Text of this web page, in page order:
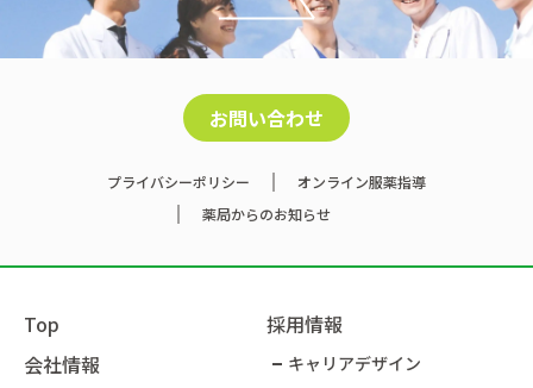
お問い合わせ
プライバシーポリシー
オンライン服薬指導
薬局からのお知らせ
Top
会社情報
採用情報
キャリアデザイン